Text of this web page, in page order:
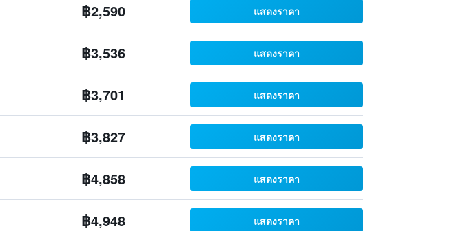
฿2,590 แสดงราคา
฿3,536 แสดงราคา
฿3,701 แสดงราคา
฿3,827 แสดงราคา
฿4,858 แสดงราคา
฿4,948 แสดงราคา